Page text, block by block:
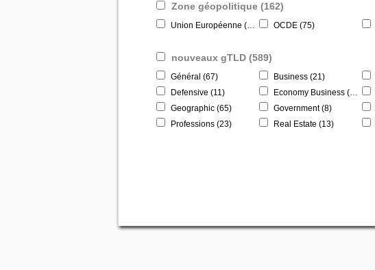
Zone géopolitique (162)
Union Européenne (66) OCDE (75)
nouveaux gTLD (589)
Général (67) Business (21)
Defensive (11)
Economy Business (184)
Geographic (65)
Government (8)
Professions (23)
Real Estate (13)